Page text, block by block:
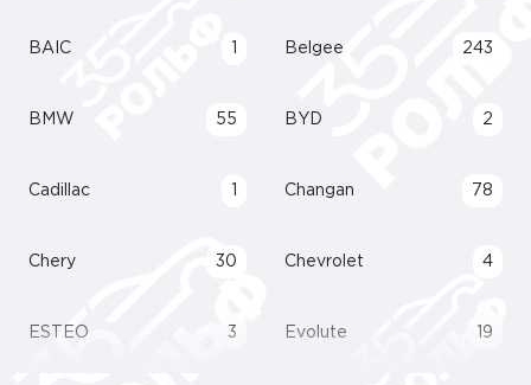
BAIC Belgee 243
BMW 55 BYD 2
Cadillac Changan 78
Chery 30 Chevrolet 4
ESTEO 3 Evolute 19